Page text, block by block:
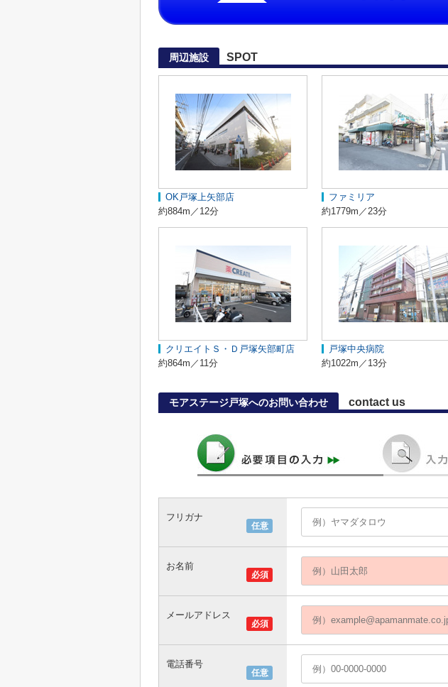
周辺施設 SPOT
OK戸塚上矢部店
約884m／12分
ファミリア
約1779m／23分
クリエイトＳ・Ｄ戸塚矢部町店
約864m／11分
戸塚中央病院
約1022m／13分
モアステージ戸塚へのお問い合わせ contact us
任意
フリガナ
必須
お名前
必須
メールアドレス
任意
電話番号